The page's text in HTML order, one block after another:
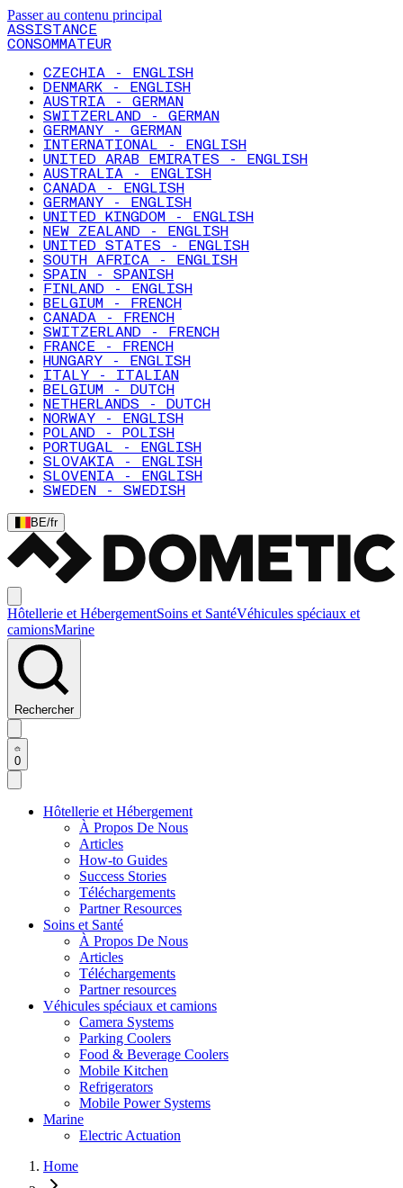
Passer au contenu principal
ASSISTANCE
CONSOMMATEUR
CZECHIA - ENGLISH
DENMARK - ENGLISH
AUSTRIA - GERMAN
SWITZERLAND - GERMAN
GERMANY - GERMAN
INTERNATIONAL - ENGLISH
UNITED ARAB EMIRATES - ENGLISH
AUSTRALIA - ENGLISH
CANADA - ENGLISH
GERMANY - ENGLISH
UNITED KINGDOM - ENGLISH
NEW ZEALAND - ENGLISH
UNITED STATES - ENGLISH
SOUTH AFRICA - ENGLISH
SPAIN - SPANISH
FINLAND - ENGLISH
BELGIUM - FRENCH
CANADA - FRENCH
SWITZERLAND - FRENCH
FRANCE - FRENCH
HUNGARY - ENGLISH
ITALY - ITALIAN
BELGIUM - DUTCH
NETHERLANDS - DUTCH
NORWAY - ENGLISH
POLAND - POLISH
PORTUGAL - ENGLISH
SLOVAKIA - ENGLISH
SLOVENIA - ENGLISH
SWEDEN - SWEDISH
BE/fr
Hôtellerie et HébergementSoins et SantéVéhicules spéciaux et
camionsMarine
Rechercher
0
Hôtellerie et Hébergement
À Propos De Nous
Articles
How-to Guides
Success Stories
Téléchargements
Partner Resources
Soins et Santé
À Propos De Nous
Articles
Téléchargements
Partner resources
Véhicules spéciaux et camions
Camera Systems
Parking Coolers
Food & Beverage Coolers
Mobile Kitchen
Refrigerators
Mobile Power Systems
Marine
Electric Actuation
Home